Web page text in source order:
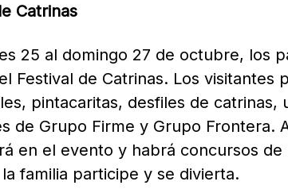
Catrinas
25 al domingo 27 de octubre, los
Festival de Catrinas. Los visitantes
pintacaritas, desfiles de
de Grupo Firme y Grupo Frontera.
en el evento y habrá concursos
familia participe y se divierta.